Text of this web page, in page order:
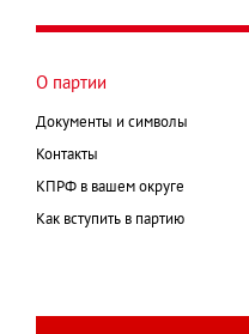
О партии
Документы и символы
Контакты
КПРФ в вашем округе
Как вступить в партию